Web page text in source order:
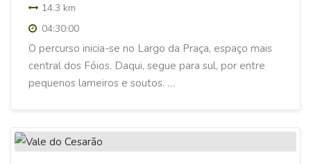
14.3 km
04:30:00
O percurso inicia-se no Largo da Praça, espaço mais
central dos Fóios. Daqui, segue para sul, por entre
pequenos lameiros e soutos. …